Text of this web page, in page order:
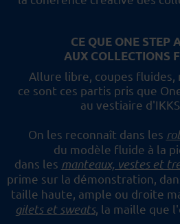
CE QUE ONE STEP
AUX COLLECTIONS
Allure libre, coupes fluides,
ce sont ces partis pris que
au vestiaire
On les reconnaît dans les
du modèle fluide à la
dans les manteaux, vestes et
prime sur la démonstration,
taille haute, ample ou droite
gilets et sweats, la maille que